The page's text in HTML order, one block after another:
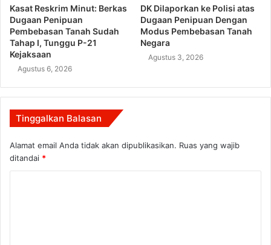
Kasat Reskrim Minut: Berkas
Dugaan Penipuan
Pembebasan Tanah Sudah
Tahap I, Tunggu P-21
Kejaksaan
Agustus 6, 2026
DK Dilaporkan ke Polisi atas
Dugaan Penipuan Dengan
Modus Pembebasan Tanah
Negara
Agustus 3, 2026
Tinggalkan Balasan
Alamat email Anda tidak akan dipublikasikan. Ruas yang wajib
ditandai *